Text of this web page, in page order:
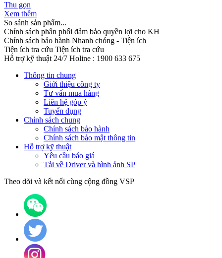
Thu gọn
Xem thêm
So sánh sản phẩm...
Chính sách phân phối đảm bảo quyền lợi cho KH
Chính sách bảo hành Nhanh chóng - Tiện ích
Tiện ích tra cứu Tiện ích tra cứu
Hỗ trợ kỹ thuật 24/7 Holine : 1900 633 675
Thông tin chung
Giới thiệu công ty
Tư vấn mua hàng
Liên hệ góp ý
Tuyển dụng
Chính sách chung
Chính sách bảo hành
Chính sách bảo mật thông tin
Hỗ trợ kỹ thuật
Yêu cầu báo giá
Tải về Driver và hình ảnh SP
Theo dõi và kết nối cùng cộng đồng VSP